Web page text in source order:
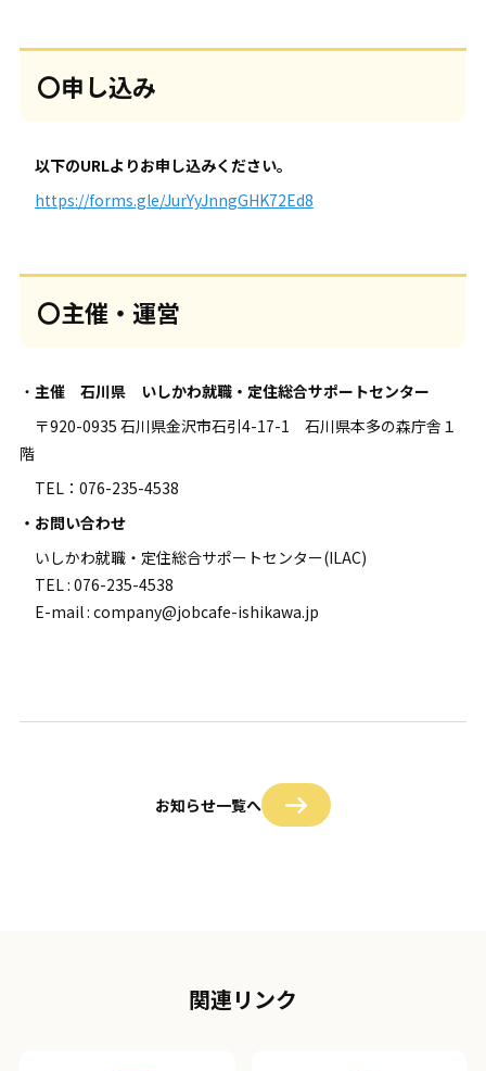
〇申し込み
以下のURLよりお申し込みください。
https://forms.gle/JurYyJnngGHK72Ed8
〇主催・運営
・ 主催 石川県 いしかわ就職・定住総合サポートセンター
〒920-0935 石川県金沢市石引4-17-1 石川県本多の森庁舎１
階
TEL：076-235-4538
・お問い合わせ
いしかわ就職・定住総合サポートセンター(ILAC)
TEL : 076-235-4538
E-mail : company@jobcafe-ishikawa.jp
お知らせ一覧へ
関連リンク